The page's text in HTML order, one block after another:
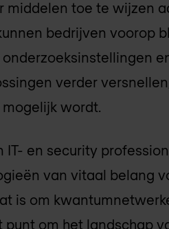
middelen toe te wijzen
bedrijven voorop
verder
wordt.
IT- en security
van vitaal belang
is om
om het landschap